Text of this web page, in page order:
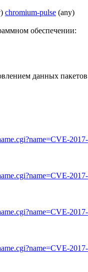
chromium-pulse (any)
обеспечении:
данных